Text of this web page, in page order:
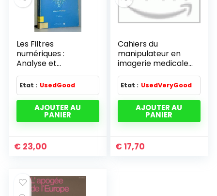
Les Filtres
numériques :
Analyse et
synthèse des filtres
unidimensionnels
(Collection
technique et
scientifique des
télécommunication
Etat : UsedGood
AJOUTER AU
PANIER
€ 23,00
Cahiers du
manipulateur en
imagerie medicale
n1 : le thorax
Etat : UsedVeryGood
AJOUTER AU
PANIER
€ 17,70